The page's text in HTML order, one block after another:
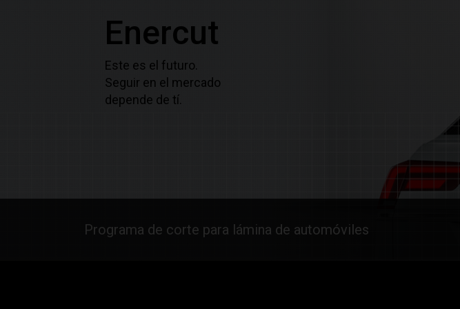
Enercut
Este es el futuro.
Seguir en el mercado
depende de tí.
Programa de corte para lámina de automóviles